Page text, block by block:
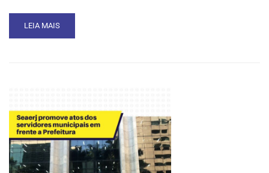
READ
MORE
DOS
SERVIDORES
MUNICIPAIS
LEIA MAIS